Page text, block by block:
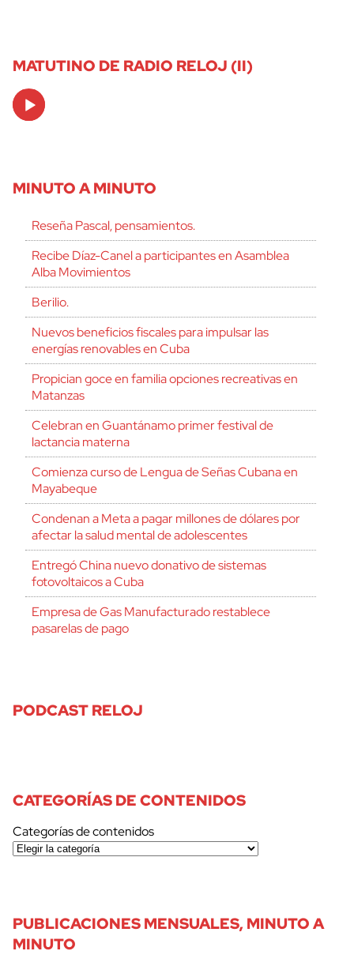
MATUTINO DE RADIO RELOJ (II)
Audio
Player
MINUTO A MINUTO
Reseña Pascal, pensamientos.
Recibe Díaz-Canel a participantes en Asamblea
Alba Movimientos
Berilio.
Nuevos beneficios fiscales para impulsar las
energías renovables en Cuba
Propician goce en familia opciones recreativas en
Matanzas
Celebran en Guantánamo primer festival de
lactancia materna
Comienza curso de Lengua de Señas Cubana en
Mayabeque
Condenan a Meta a pagar millones de dólares por
afectar la salud mental de adolescentes
Entregó China nuevo donativo de sistemas
fotovoltaicos a Cuba
Empresa de Gas Manufacturado restablece
pasarelas de pago
PODCAST RELOJ
CATEGORÍAS DE CONTENIDOS
Categorías de contenidos
PUBLICACIONES MENSUALES, MINUTO A
MINUTO